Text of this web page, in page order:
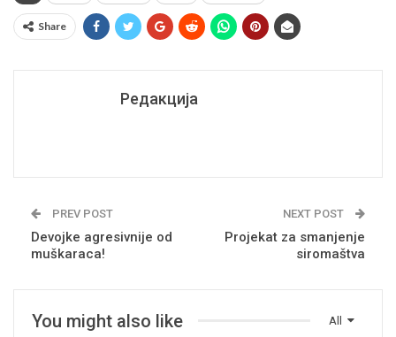
Share
Редакција
PREV POST
Devojke agresivnije od
muškaraca!
NEXT POST
Projekat za smanjenje
siromaštva
All
You might also like